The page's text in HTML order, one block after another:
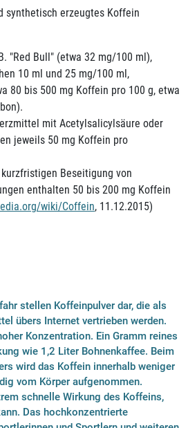
synthetisch erzeugtes Koffein
"Red Bull" (etwa 32 mg/100 ml),
10 ml und 25 mg/100 ml,
80 bis 500 mg Koffein pro 100 g, etwa
mit Acetylsalicylsäure oder
jeweils 50 mg Koffein pro
Beseitigung von
enthalten 50 bis 200 mg Koffein
wiki/Coffein, 11.12.2015)
stellen Koffeinpulver dar, die als
übers Internet vertrieben werden.
Konzentration. Ein Gramm reines
wie 1,2 Liter Bohnenkaffee. Beim
wird das Koffein innerhalb weniger
vom Körper aufgenommen.
schnelle Wirkung des Koffeins,
Das hochkonzentrierte